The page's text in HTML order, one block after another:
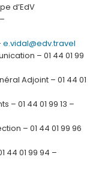
d’EdV
e.vidal@edv.travel
– 01 44 01 99
Adjoint – 01 44 01
– 01 44 01 99 13 –
– 01 44 01 99 96
44 01 99 94 –